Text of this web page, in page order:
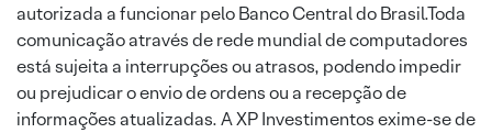
autorizada a funcionar pelo Banco Central do Brasil.Toda
comunicação através de rede mundial de computadores
está sujeita a interrupções ou atrasos, podendo impedir
ou prejudicar o envio de ordens ou a recepção de
informações atualizadas. A XP Investimentos exime-se de